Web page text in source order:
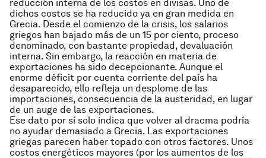
reducción interna de los costos en divisas. Uno de
dichos costos se ha reducido ya en gran medida en
Grecia. Desde el comienzo de la crisis, los salarios
griegos han bajado más de un 15 por ciento, proceso
denominado, con bastante propiedad, devaluación
interna. Sin embargo, la reacción en materia de
exportaciones ha sido decepcionante. Aunque el
enorme déficit por cuenta corriente del país ha
desaparecido, ello refleja un desplome de las
importaciones, consecuencia de la austeridad, en lugar
de un auge de las exportaciones.
Ese dato por sí solo indica que volver al dracma podría
no ayudar demasiado a Grecia. Las exportaciones
griegas parecen haber topado con otros factores. Unos
costos energéticos mayores (por los aumentos de los